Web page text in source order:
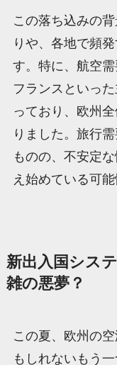
この落ち込みの
りや、各地で頻
す。特に、航空需
フランスといっ
っており、欧州
りました。旅行
ものの、不安定
え始めている可
新出入国シス
雑の悪夢？
この夏、欧州の
もしれないもう